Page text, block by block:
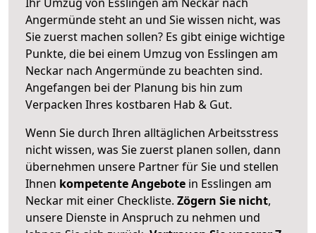
Angermünde steht an und Sie wissen nicht, was
Sie zuerst machen sollen? Es gibt einige wichtige
Punkte, die bei einem Umzug von Esslingen am
Neckar nach Angermünde zu beachten sind.
Angefangen bei der Planung bis hin zum
Verpacken Ihres kostbaren Hab & Gut.
Wenn Sie durch Ihren alltäglichen Arbeitsstress
nicht wissen, was Sie zuerst planen sollen, dann
übernehmen unsere Partner für Sie und stellen
Ihnen kompetente Angebote in Esslingen am
Neckar mit einer Checkliste. Zögern Sie nicht,
unsere Dienste in Anspruch zu nehmen und